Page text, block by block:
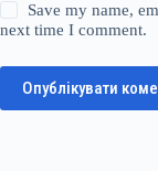
Save my name,
next time I comment.
Опублікувати